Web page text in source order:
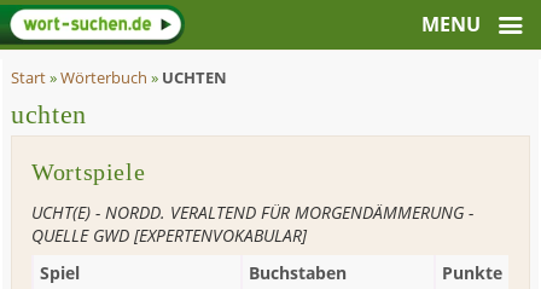
Start»Wörterbuch » UCHTEN
uchten
Wortspiele
UCHT(E) - NORDD. VERALTEND FÜR MORGENDÄMMERUNG -
QUELLE GWD [EXPERTENVOKABULAR]
Spiel
Buchstaben
Punkte